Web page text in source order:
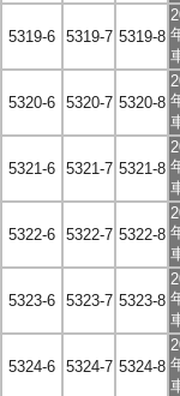
5319-6 5319-7 5319-8
5320-6 5320-7 5320-8
5321-6 5321-7 5321-8
5322-6 5322-7 5322-8
5323-6 5323-7 5323-8
5324-6 5324-7 5324-8